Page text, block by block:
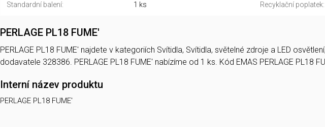
Standardní balení:
1 ks Recyklační poplatek:
PERLAGE PL18 FUME'
PERLAGE PL18 FUME' najdete v kategoriích Svítidla, Svítidla, světelné zdroje a LED
dodavatele 328386. PERLAGE PL18 FUME' nabízíme od 1 ks. Kód EMAS PERLAGE PL18
Interní název produktu
PERLAGE PL18 FUME'